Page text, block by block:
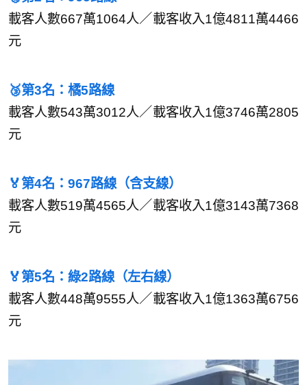
載客人數667萬1064人／載客收入1億4811萬4466
元
🥉第3名：橘5路線
載客人數543萬3012人／載客收入1億3746萬2805
元
🏅第4名：967路線（含支線）
載客人數519萬4565人／載客收入1億3143萬7368
元
🏅第5名：綠2路線（左右線）
載客人數448萬9555人／載客收入1億1363萬6756
元